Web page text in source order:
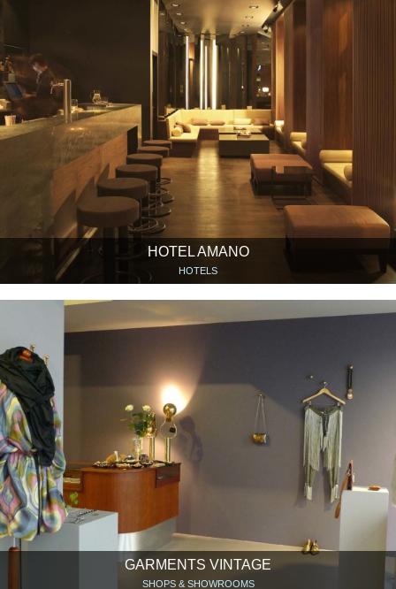
HOTEL AMANO
HOTELS
GARMENTS VINTAGE
SHOPS & SHOWROOMS